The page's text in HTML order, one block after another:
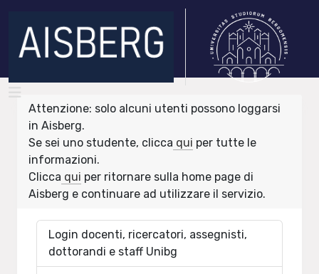
Attenzione: solo alcuni utenti possono loggarsi
in Aisberg.
Se sei uno studente, clicca qui per tutte le
informazioni.
Clicca qui per ritornare sulla home page di
Aisberg e continuare ad utilizzare il servizio.
Login docenti, ricercatori, assegnisti,
dottorandi e staff Unibg